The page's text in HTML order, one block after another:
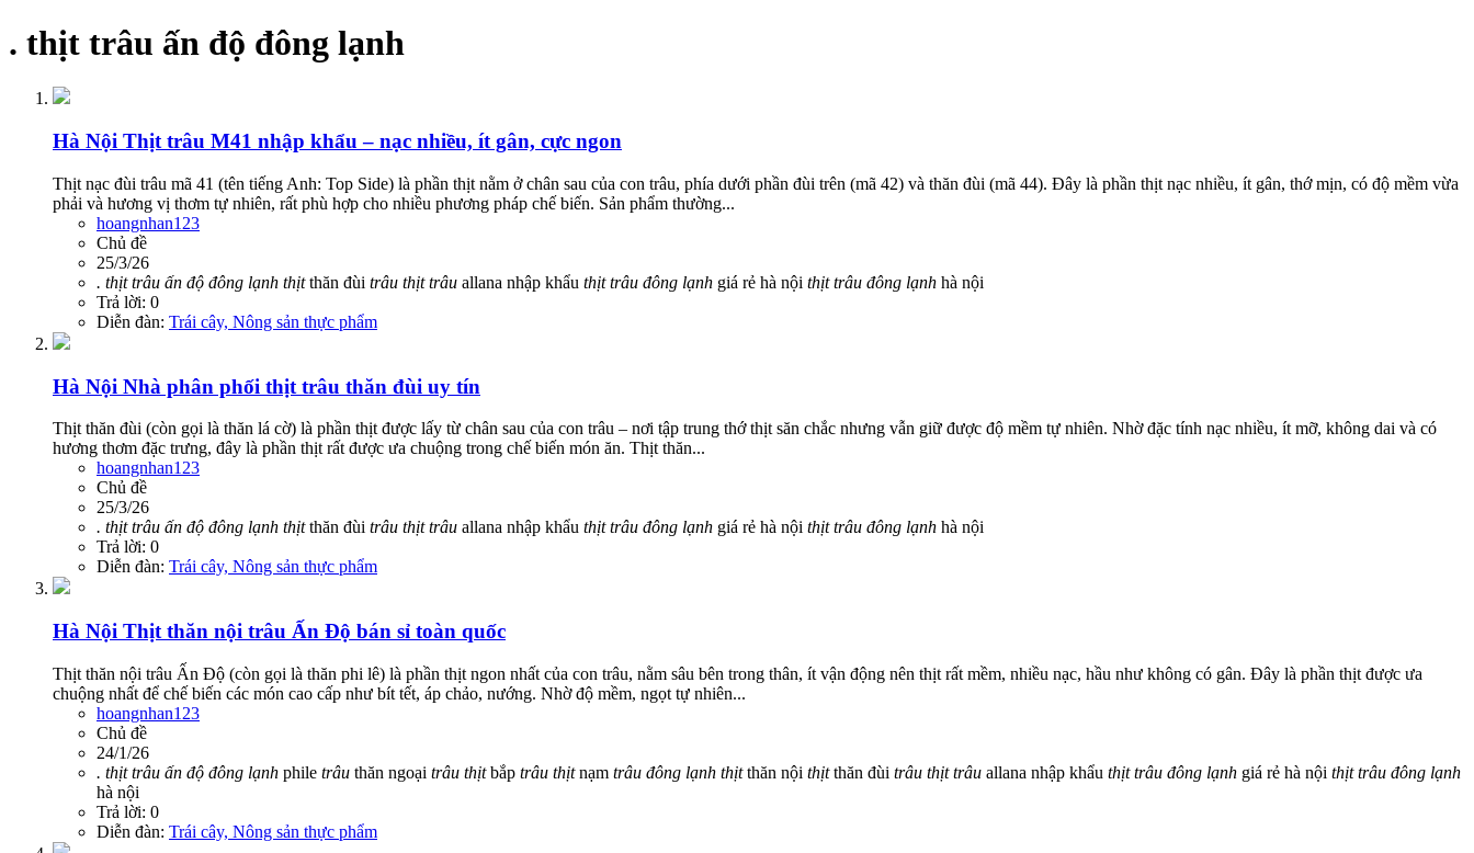
. thịt trâu ấn độ đông lạnh
Hà Nội Thịt trâu M41 nhập khẩu – nạc nhiều, ít gân, cực ngon
Thịt nạc đùi trâu mã 41 (tên tiếng Anh: Top Side) là phần thịt nằm ở chân sau của con trâu, phía dưới phần đùi trên (mã 42) và thăn đùi (mã 44). Đây là phần thịt nạc nhiều, ít gân, thớ mịn, có độ mềm vừa
phải và hương vị thơm tự nhiên, rất phù hợp cho nhiều phương pháp chế biến. Sản phẩm thường...
hoangnhan123
Chủ đề
25/3/26
. thịt trâu ấn độ đông lạnh thịtthăn đùi trâu thịt trâu allana nhập khẩu thịt trâu đông lạnh giá rẻ hà nội thịt trâu đông lạnh hà nội
Trả lời: 0
Diễn đàn: Trái cây, Nông sản thực phẩm
Hà Nội Nhà phân phối thịt trâu thăn đùi uy tín
Thịt thăn đùi (còn gọi là thăn lá cờ) là phần thịt được lấy từ chân sau của con trâu – nơi tập trung thớ thịt săn chắc nhưng vẫn giữ được độ mềm tự nhiên. Nhờ đặc tính nạc nhiều, ít mỡ, không dai và có
hương thơm đặc trưng, đây là phần thịt rất được ưa chuộng trong chế biến món ăn. Thịt thăn...
hoangnhan123
Chủ đề
25/3/26
. thịt trâu ấn độ đông lạnh thịtthăn đùi trâu thịt trâu allana nhập khẩu thịt trâu đông lạnh giá rẻ hà nội thịt trâu đông lạnh hà nội
Trả lời: 0
Diễn đàn: Trái cây, Nông sản thực phẩm
Hà Nội Thịt thăn nội trâu Ấn Độ bán sỉ toàn quốc
Thịt thăn nội trâu Ấn Độ (còn gọi là thăn phi lê) là phần thịt ngon nhất của con trâu, nằm sâu bên trong thân, ít vận động nên thịt rất mềm, nhiều nạc, hầu như không có gân. Đây là phần thịt được ưa
chuộng nhất để chế biến các món cao cấp như bít tết, áp chảo, nướng. Nhờ độ mềm, ngọt tự nhiên...
hoangnhan123
Chủ đề
24/1/26
. thịt trâu ấn độ đông lạnh phile trâu thăn ngoại trâu thịtbắp trâu thịtnạm trâu đông lạnh thịtthăn nội thịtthăn đùi trâu thịt trâu allana nhập khẩu thịt trâu đông lạnh giá rẻ hà nội thịt trâu đông lạnh
hà nội
Trả lời: 0
Diễn đàn: Trái cây, Nông sản thực phẩm